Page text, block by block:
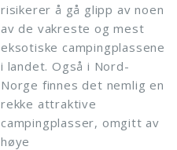
risikerer å gå glipp av noen
av de vakreste og mest
eksotiske campingplassene
i landet. Også i Nord-
Norge finnes det nemlig en
rekke attraktive
campingplasser, omgitt av
høye